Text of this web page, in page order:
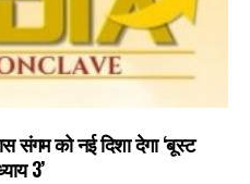
संगम को नई दिशा देगा ‘बूस्ट
3’